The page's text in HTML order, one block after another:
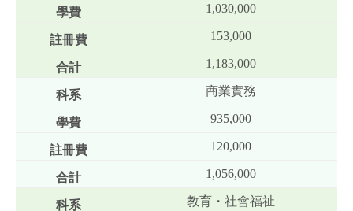
1,030,000
153,000
1,183,000
商業實務
935,000
120,000
1,056,000
教育・社會福祉